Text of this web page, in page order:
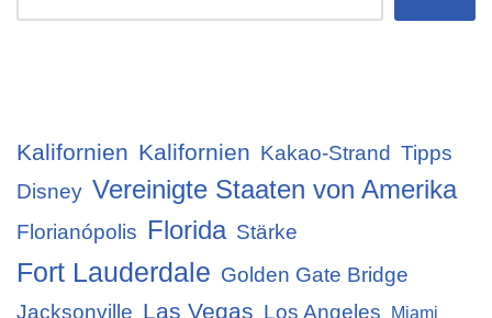
Kalifornien Kalifornien Kakao-Strand Tipps
Disney Vereinigte Staaten von Amerika
Florianópolis Florida Stärke
Fort Lauderdale Golden Gate Bridge
Jacksonville Las Vegas Los Angeles Miami